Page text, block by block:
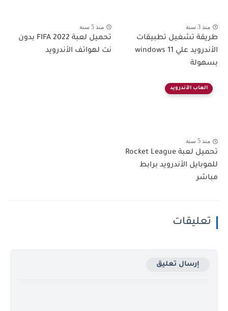
منذ 3 سنة
طريقة تشغيل تطبيقات
الأندرويد علي windows 11
بسهولة
منذ 5 سنة
تحميل لعبة FIFA 2022 بدون
نت لهواتف الأندرويد
العاب الأندرويد
منذ 5 سنة
تحميل لعبة Rocket League
للموبايل الأندرويد برابط
مباشر
تعليقات
إرسال تعليق